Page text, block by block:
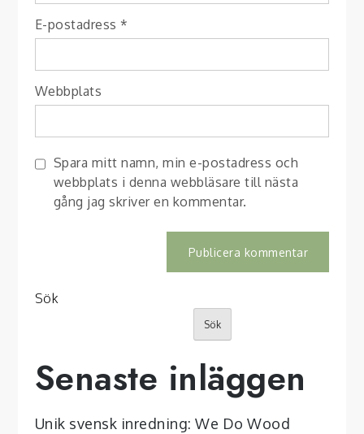
E-postadress *
Webbplats
Spara mitt namn, min e-postadress och
webbplats i denna webbläsare till nästa
gång jag skriver en kommentar.
Sök
Sök
Senaste inläggen
Unik svensk inredning: We Do Wood